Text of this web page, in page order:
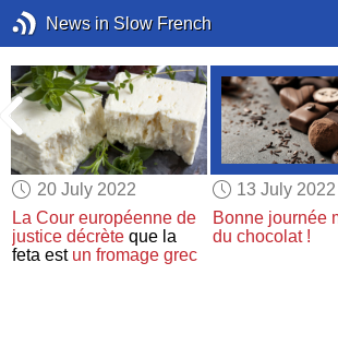
News in Slow French
20 July 2022
La Cour européenne de
justice décrète que la
feta est un fromage grec
13 July 2022
Bonne journée
du chocolat !